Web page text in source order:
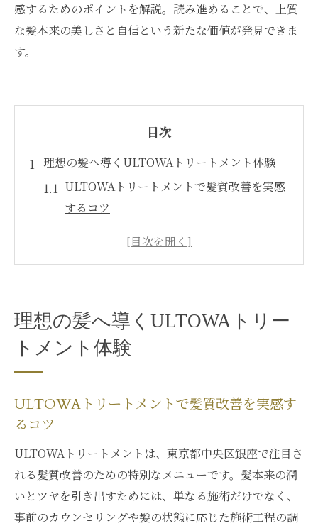
感するためのポイントを解説。読み進めることで、上質
な髪本来の美しさと自信という新たな価値が発見できま
す。
目次
理想の髪へ導くULTOWAトリートメント体験
ULTOWAトリートメントで髪質改善を実感
するコツ
れ
ULTOWAトリートメントの効果と潤いの持
ウィステリアが提案するダメージレスな施
術法
髪の悩みに応える専門スタッフのアドバイ
理想の髪へ導くULTOWAトリー
トメント体験
ULTOWAトリートメントで髪質改善を実感す
るコツ
ULTOWAトリートメントは、東京都中央区銀座で注目さ
れる髪質改善のための特別なメニューです。髪本来の潤
いとツヤを引き出すためには、単なる施術だけでなく、
事前のカウンセリングや髪の状態に応じた施術工程の調